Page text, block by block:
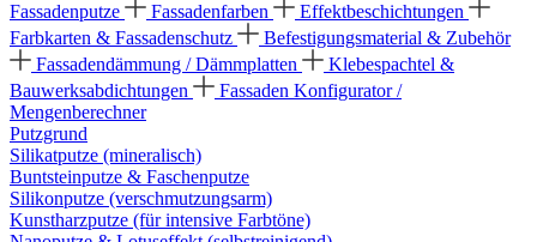
Fassadenputze
Fassadenfarben
Effektbeschichtungen
Farbkarten & Fassadenschutz
Befestigungsmaterial & Zubehör
Fassadendämmung / Dämmplatten
Klebespachtel &
Bauwerksabdichtungen
Fassaden Konfigurator /
Mengenberechner
Putzgrund
Silikatputze (mineralisch)
Buntsteinputze & Faschenputze
Silikonputze (verschmutzungsarm)
Kunstharzputze (für intensive Farbtöne)